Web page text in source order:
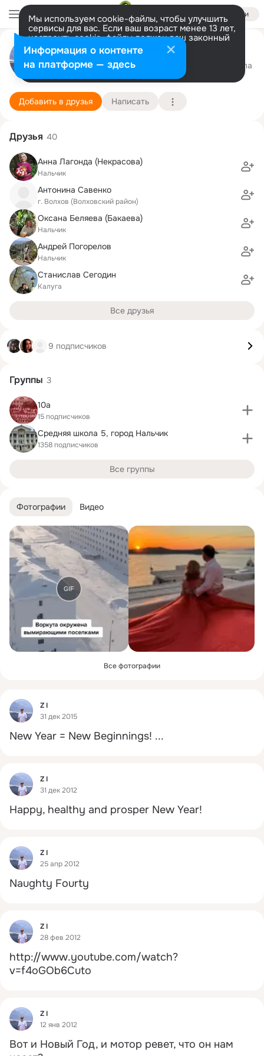
Войти
Мы используем cookie-файлы, чтобы улучшить
сервисы для вас. Если ваш возраст менее 13 лет,
настроить cookie-файлы должен ваш законный
представитель. Больше информации
Разрешить все Настроить
Z I
Philadelphia 24 апреля (54 года)
5 школа
Подробнее
Добавить в друзья Написать
Фотографии Видео
GIF
Все фотографии
Фид
Z I
31 дек 2015
New Year = New Beginnings! ...
Фид
Z I
31 дек 2012
Happy, healthy and prosper New Year!
Фид
Z I
25 апр 2012
Naughty Fourty
Фид
Z I
28 фев 2012
http://www.youtube.com/watch?
v=f4oGOb6Cuto
Фид
Z I
12 янв 2012
Вот и Новый Год, и мотор ревет, что он нам
Друзья 40
Анна Лагонда (Некрасова)
Нальчик
Антонина Савенко
г. Волхов (Волховский район)
Оксана Беляева (Бакаева)
Нальчик
Андрей Погорелов
Нальчик
Станислав Сегодин
Калуга
Все друзья
9 подписчиков
Группы 3
10а
15 подписчиков
Средняя школа 5, город Нальчик
1358 подписчиков
Все группы
Информация о контенте
на платформе — здесь